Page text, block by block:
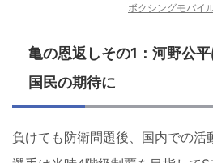
ボクシングモバイ
亀の恩返しその1：河野公
国民の期待に
負けても防衛問題後、国内での活